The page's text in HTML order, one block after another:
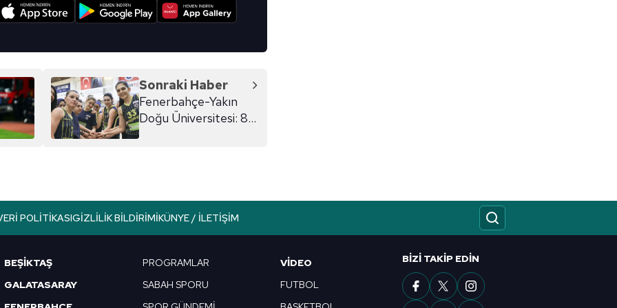
Sonraki Haber
Fenerbahçe-Yakın
Doğu Üniversitesi: 81-
POLITIKASIGIZLILIK BILDIRIMIKÜNYE / İLETIŞIM
BEŞİKTAŞ
GALATASARAY
PROGRAMLAR
SABAH SPORU
VIDEO
FUTBOL
BIZI TAKIP EDIN